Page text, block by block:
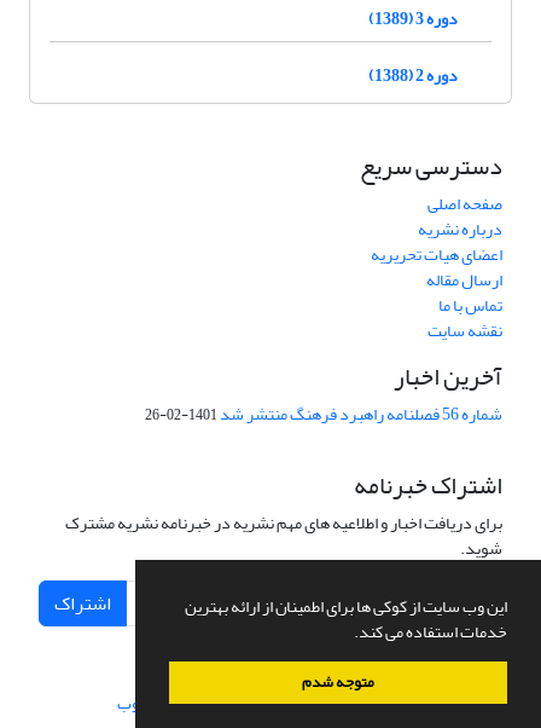
این وب سایت از کوکی ها برای اطمینان از ارائه بهترین
خدمات استفاده می کند.
متوجه شدم
دوره 3 (1389)
دوره 2 (1388)
دسترسی سریع
صفحه اصلی
درباره نشریه
اعضای هیات تحریریه
ارسال مقاله
تماس با ما
نقشه سایت
آخرین اخبار
شماره 56 فصلنامه راهبرد فرهنگ منتشر شد 1401-02-26
اشتراک خبرنامه
برای دریافت اخبار و اطلاعیه های مهم نشریه در خبرنامه نشریه مشترک
شوید.
اشتراک
سامانه مدیریت نشریات علمی.طراحی و پیاده سازی از سیناوب